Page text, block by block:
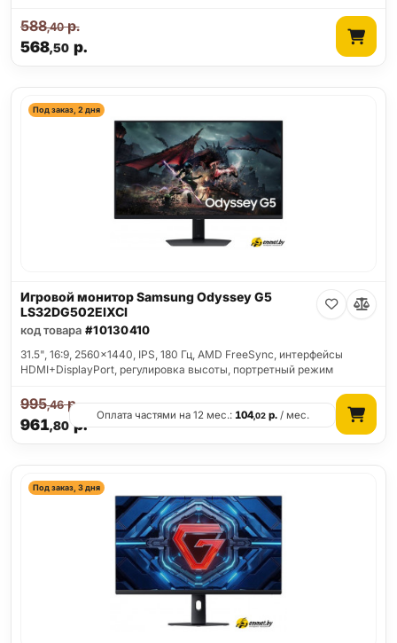
568,50р.
588,40р.
Под заказ, 2 дня
Игровой монитор Samsung Odyssey G5
LS32DG502EIXCI
код товара #10130410
31.5", 16:9, 2560x1440, IPS, 180 Гц, AMD FreeSync, интерфейсы
HDMI+DisplayPort, регулировка высоты, портретный режим
961,80р.
995,46р.
Оплата частями на 12 мес.: 104,02р./ мес.
Под заказ, 3 дня